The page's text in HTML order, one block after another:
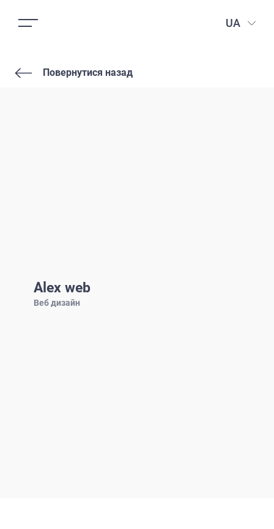
UA
Повернутися назад
Alex web
Веб дизайн